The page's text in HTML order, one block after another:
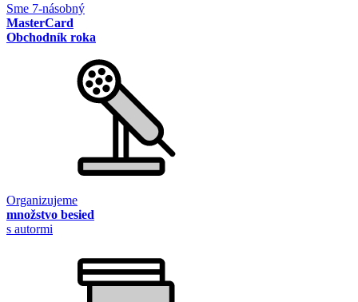
Sme 7-násobný
MasterCard
Obchodník roka
Organizujeme
množstvo besied
s autormi